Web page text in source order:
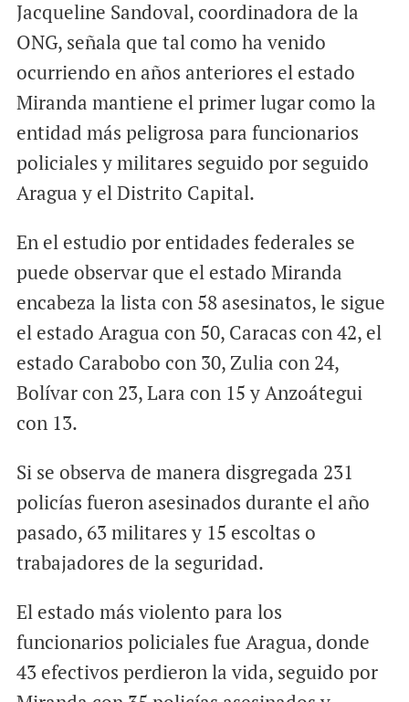
Jacqueline Sandoval, coordinadora de la
ONG, señala que tal como ha venido
ocurriendo en años anteriores el estado
Miranda mantiene el primer lugar como la
entidad más peligrosa para funcionarios
policiales y militares seguido por seguido
Aragua y el Distrito Capital.
En el estudio por entidades federales se
puede observar que el estado Miranda
encabeza la lista con 58 asesinatos, le sigue
el estado Aragua con 50, Caracas con 42, el
estado Carabobo con 30, Zulia con 24,
Bolívar con 23, Lara con 15 y Anzoátegui
con 13.
Si se observa de manera disgregada 231
policías fueron asesinados durante el año
pasado, 63 militares y 15 escoltas o
trabajadores de la seguridad.
El estado más violento para los
funcionarios policiales fue Aragua, donde
43 efectivos perdieron la vida, seguido por